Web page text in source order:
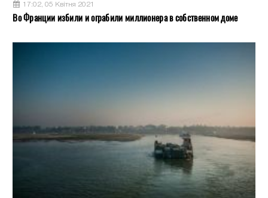
17:02, 05 Квітня 2021
Во Франции избили и ограбили миллионера в собственном доме